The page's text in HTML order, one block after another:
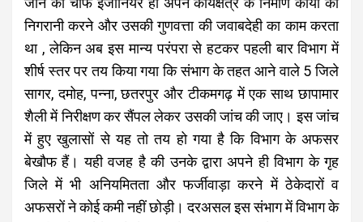
निगरानी करने और उसकी गुणवत्ता की जवाबदेही का काम करता
था , लेकिन अब इस मान्य परंपरा से हटकर पहली बार विभाग में
शीर्ष स्तर पर तय किया गया कि संभाग के तहत आने वाले 5 जिले
सागर, दमोह, पन्ना, छतरपुर और टीकमगढ़ में एक साथ छापामार
शैली में निरीक्षण कर सैंपल लेकर उसकी जांच की जाए। इस जांच
में हुए खुलासों से यह तो तय हो गया है कि विभाग के अफसर
बेखौफ हैं। यही वजह है की उनके द्वारा अपने ही विभाग के गृह
जिले में भी अनियमितता और फर्जीवाड़ा करने में ठेकेदारों व
अफसरों ने कोई कमी नहीं छोड़ी। दरअसल इस संभाग में विभाग के